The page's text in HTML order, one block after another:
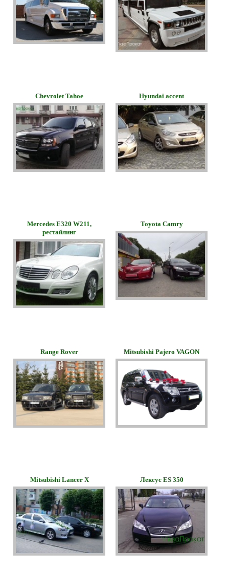
Chevrolet Tahoe Hyundai accent
Merсedes E320 W211,
рестайлинг
Toyota Camry
Range Rover Mitsubishi Pajero VAGON
Mitsubishi Lancer X Лексус ES 350